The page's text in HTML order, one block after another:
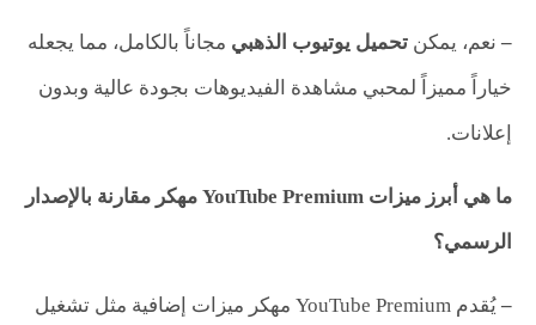
– نعم، يمكن تحميل يوتيوب الذهبي مجاناً بالكامل، مما يجعله
خياراً مميزاً لمحبي مشاهدة الفيديوهات بجودة عالية وبدون
إعلانات.
ما هي أبرز ميزات YouTube Premium مهكر مقارنة بالإصدار
الرسمي؟
–
يُقدم YouTube Premium مهكر ميزات إضافية مثل تشغيل